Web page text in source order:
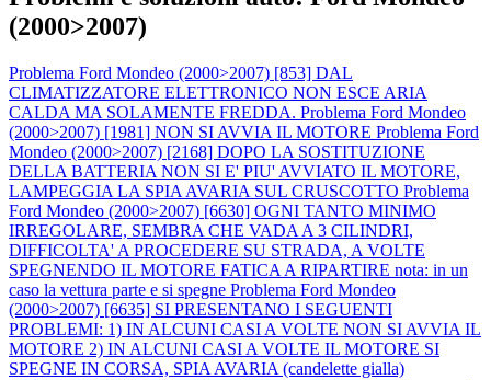
(2000>2007)
Problema Ford Mondeo (2000>2007) [853] DAL
CLIMATIZZATORE ELETTRONICO NON ESCE ARIA
CALDA MA SOLAMENTE FREDDA. Problema Ford Mondeo
(2000>2007) [1981] NON SI AVVIA IL MOTORE Problema Ford
Mondeo (2000>2007) [2168] DOPO LA SOSTITUZIONE
DELLA BATTERIA NON SI E' PIU' AVVIATO IL MOTORE,
LAMPEGGIA LA SPIA AVARIA SUL CRUSCOTTO Problema
Ford Mondeo (2000>2007) [6630] OGNI TANTO MINIMO
IRREGOLARE, SEMBRA CHE VADA A 3 CILINDRI,
DIFFICOLTA' A PROCEDERE SU STRADA, A VOLTE
SPEGNENDO IL MOTORE FATICA A RIPARTIRE nota: in un
caso la vettura parte e si spegne Problema Ford Mondeo
(2000>2007) [6635] SI PRESENTANO I SEGUENTI
PROBLEMI: 1) IN ALCUNI CASI A VOLTE NON SI AVVIA IL
MOTORE 2) IN ALCUNI CASI A VOLTE IL MOTORE SI
SPEGNE IN CORSA, SPIA AVARIA (candelette gialla)